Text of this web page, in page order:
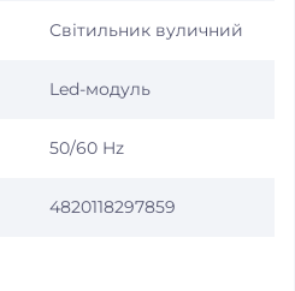
Світильник вуличний
Led-модуль
50/60 Hz
4820118297859